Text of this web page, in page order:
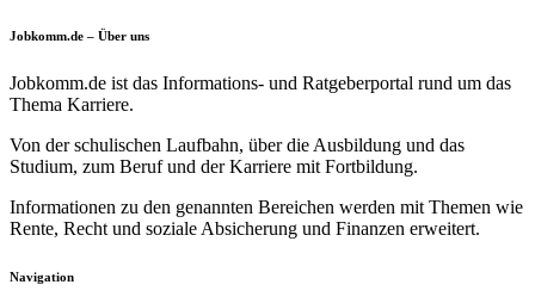
Jobkomm.de – Über uns
Jobkomm.de ist das Informations- und Ratgeberportal rund um das
Thema Karriere.
Von der schulischen Laufbahn, über die Ausbildung und das
Studium, zum Beruf und der Karriere mit Fortbildung.
Informationen zu den genannten Bereichen werden mit Themen wie
Rente, Recht und soziale Absicherung und Finanzen erweitert.
Navigation